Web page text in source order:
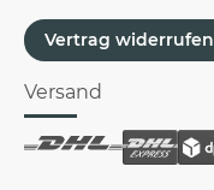
Vertrag widerrufen
Versand